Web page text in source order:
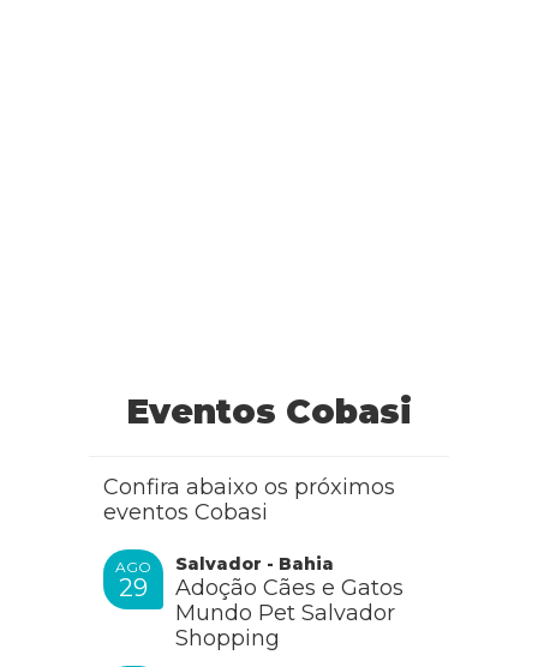
Eventos Cobasi
Confira abaixo os próximos
eventos Cobasi
AGO
29
Salvador - Bahia
Adoção Cães e Gatos
Mundo Pet Salvador
Shopping